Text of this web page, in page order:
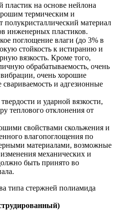
пластик на основе нейлона
термическим и
полукристаллический материал
инженерных пластиков.
поглощение влаги (до 3% в
стойкость к истиранию и
вязкость. Кроме того,
обрабатываемость, очень
очень хорошие
и адгезионные
и ударной вязкости,
теплового отклонения от
свойствами скольжения и
влагопоглощения по
материалами, возможные
механических и
быть принято во
типа стержней полиамида